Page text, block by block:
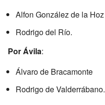
Alfon González de la Hoz
Rodrigo del Río.
Por Ávila:
Álvaro de Bracamonte
Rodrigo de Valderrábano.